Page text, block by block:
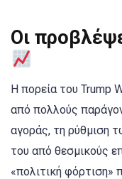
Οι
Η πορεία του Trump
από πολλούς
αγοράς, τη ρύθμιση
του από θεσμικούς
«πολιτική φόρτιση»